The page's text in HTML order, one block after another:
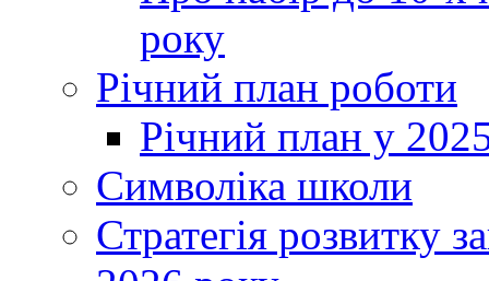
року
Річний план роботи
Річний план у
Символіка школи
Стратегія розвитку